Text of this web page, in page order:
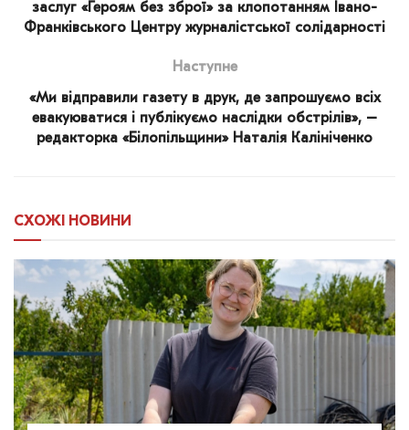
заслуг «Героям без зброї» за клопотанням Івано-
Франківського Центру журналістської солідарності
Наступне
«Ми відправили газету в друк, де запрошуємо всіх
евакуюватися і публікуємо наслідки обстрілів», –
редакторка «Білопільщини» Наталія Калініченко
СХОЖІ НОВИНИ